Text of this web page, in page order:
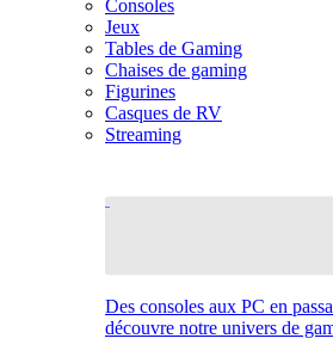
Consoles
Jeux
Tables de Gaming
Chaises de gaming
Figurines
Casques de RV
Streaming
Des consoles aux PC en
découvre notre univers de